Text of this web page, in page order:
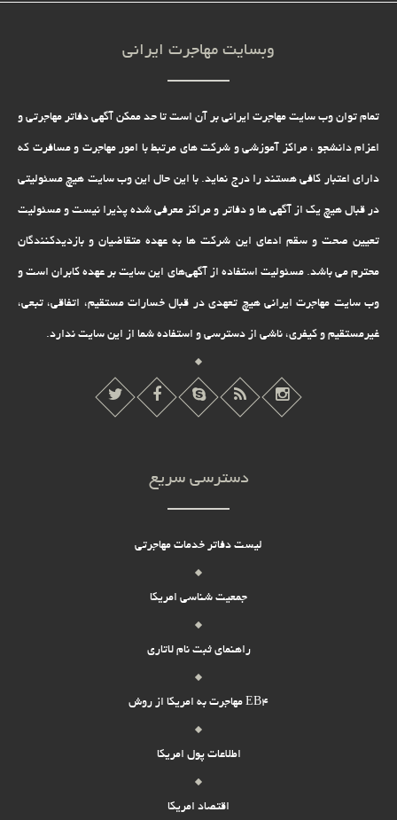
وبسایت مهاجرت ایرانی
تمام توان وب سایت مهاجرت ایرانی بر آن است تا حد ممکن آگهی دفاتر مهاجرتی و
اعزام دانشجو ، مراکز آموزشی و شرکت های مرتبط با امور مهاجرت و مسافرت که
دارای اعتبار کافی هستند را درج نماید. با این حال این وب سایت هیچ مسئولیتی
در قبال هیچ یک از آگهی ها و دفاتر و مراکز معرفی شده پذیرا نیست و مسئولیت
تعیین صحت و سقم ادعای این شرکت ها به عهده متقاضیان و بازدیدکنندگان
محترم می باشد. مسئولیت استفاده از آگهی‌های این سایت بر عهده کابران است و
وب سایت مهاجرت ایرانی هیچ تعهدى در قبال خسارات مستقیم، اتفاقى، تبعى،
غیرمستقیم و کیفرى، ناشى از دسترسى و استفاده شما از این سایت ندارد.
دسترسی سریع
لیست دفاتر خدمات مهاجرتی
جمعیت شناسی امریکا
راهنمای ثبت نام لاتاری
مهاجرت به امریکا از روش EB4
اطلاعات پول امریکا
اقتصاد امریکا